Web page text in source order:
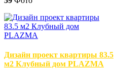
Дизайн проект квартиры 83.5
м2 Клубный дом PLAZMA